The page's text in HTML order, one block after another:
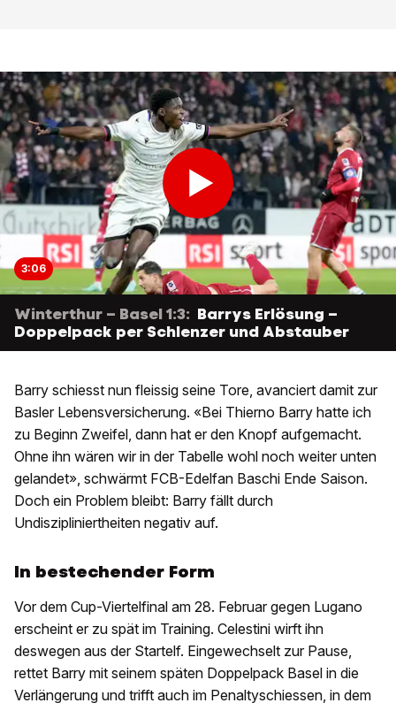
3:06
Winterthur – Basel 1:3: Barrys Erlösung –
Doppelpack per Schlenzer und Abstauber
Barry schiesst nun fleissig seine Tore, avanciert damit zur
Basler Lebensversicherung. «Bei Thierno Barry hatte ich
zu Beginn Zweifel, dann hat er den Knopf aufgemacht.
Ohne ihn wären wir in der Tabelle wohl noch weiter unten
gelandet», schwärmt FCB-Edelfan Baschi Ende Saison.
Doch ein Problem bleibt: Barry fällt durch
Undiszipliniertheiten negativ auf.
In bestechender Form
Vor dem Cup-Viertelfinal am 28. Februar gegen Lugano
erscheint er zu spät im Training. Celestini wirft ihn
deswegen aus der Startelf. Eingewechselt zur Pause,
rettet Barry mit seinem späten Doppelpack Basel in die
Verlängerung und trifft auch im Penaltyschiessen, in dem